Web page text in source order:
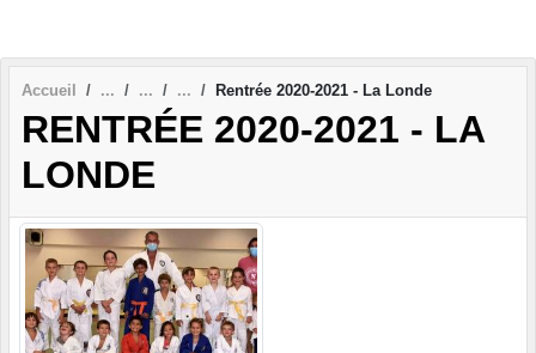
Accueil Rentrée 2020-2021 - La Londe
RENTRÉE 2020-2021 - LA
LONDE